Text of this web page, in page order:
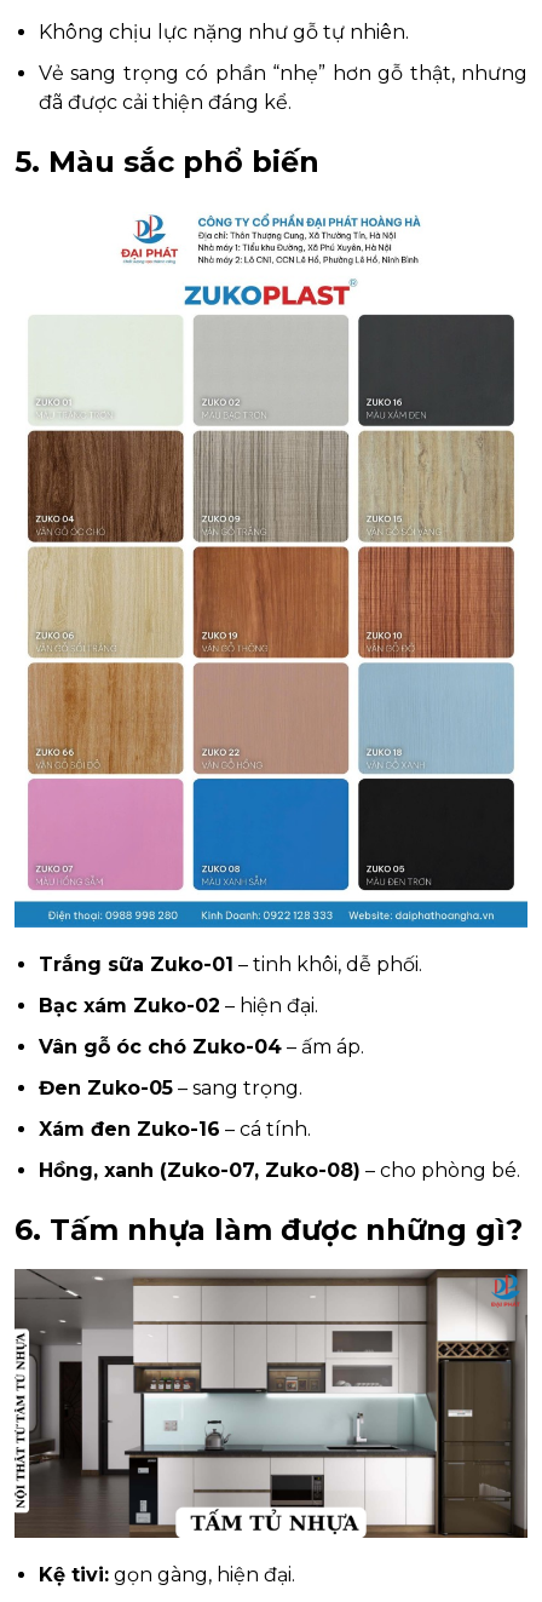
Không chịu lực nặng như gỗ tự nhiên.
Vẻ sang trọng có phần “nhẹ” hơn gỗ thật, nhưng
đã được cải thiện đáng kể.
5. Màu sắc phổ biến
Trắng sữa Zuko-01 – tinh khôi, dễ phối.
Bạc xám Zuko-02 – hiện đại.
Vân gỗ óc chó Zuko-04 – ấm áp.
Đen Zuko-05 – sang trọng.
Xám đen Zuko-16 – cá tính.
Hồng, xanh (Zuko-07, Zuko-08) – cho phòng bé.
6. Tấm nhựa làm được những gì?
Kệ tivi: gọn gàng, hiện đại.